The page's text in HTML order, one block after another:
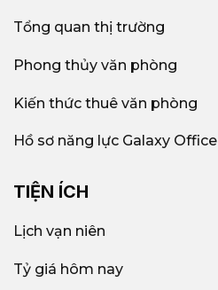
Tổng quan thị trường
Phong thủy văn phòng
Kiến thức thuê văn phòng
Hồ sơ năng lực Galaxy Office
TIỆN ÍCH
Lịch vạn niên
Tỷ giá hôm nay